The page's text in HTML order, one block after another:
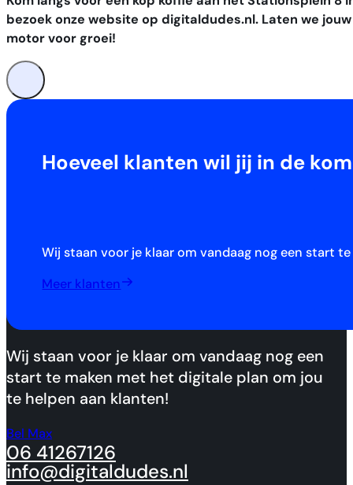
bezoek onze website op digitaldudes.nl. Laten we
motor voor groei!
Hoeveel klanten wil jij in de
Wij staan voor je klaar om vandaag nog een start
Meer klanten
Wij staan voor je klaar om vandaag nog een
start te maken met het digitale plan om jou
te helpen aan klanten!
Bel Max
06 41267126
info@digitaldudes.nl